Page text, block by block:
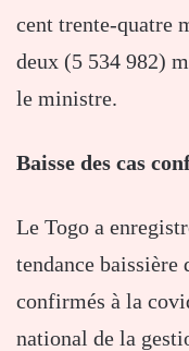
cent trente-quatre
deux (5 534 982)
le ministre.
Baisse des cas
Le Togo a
tendance baissière
confirmés à la
national de la